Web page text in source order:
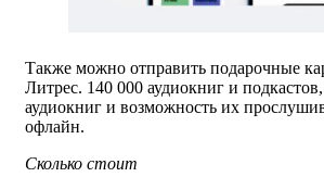
Также можно отправить подарочные
Литрес. 140 000 аудиокниг и
аудиокниг и возможность их
офлайн.
Сколько стоит